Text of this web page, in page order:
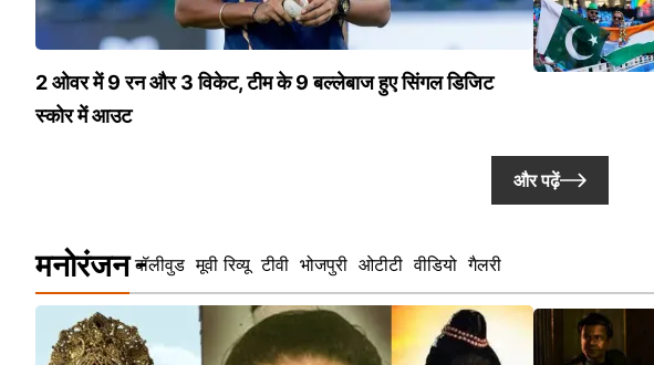
2 ओवर में 9 रन और 3 विकेट, टीम के 9 बल्लेबाज हुए सिंगल डिजिट
स्कोर में आउट
और पढ़ें
मनोरंजन बॉलीवुड मूवी रिव्यू टीवी भोजपुरी ओटीटी वीडियो गैलरी